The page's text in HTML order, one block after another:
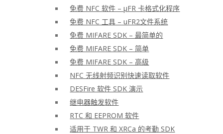
免费 NFC 软件 – μFR 卡格式化程序
免费 NFC 工具 – uFR2文件系统
免费 MIFARE SDK – 最简单的
免费 MIFARE SDK – 简单
免费 MIFARE SDK – 高级
NFC 无线射频识别快速读取软件
DESFire 软件 SDK 演示
继电器触发软件
RTC 和 EEPROM 软件
适用于 TWR 和 XRCa 的考勤 SDK